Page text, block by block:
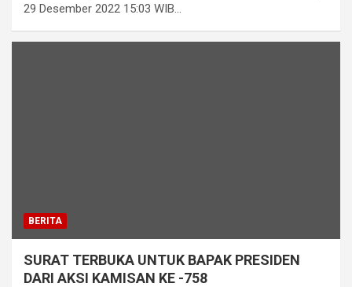
29 Desember 2022 15:03 WIB…
BERITA
SURAT TERBUKA UNTUK BAPAK PRESIDEN
DARI AKSI KAMISAN KE -758